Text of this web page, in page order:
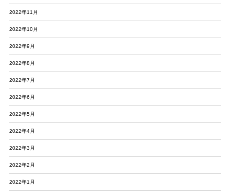
2022年11月
2022年10月
2022年9月
2022年8月
2022年7月
2022年6月
2022年5月
2022年4月
2022年3月
2022年2月
2022年1月